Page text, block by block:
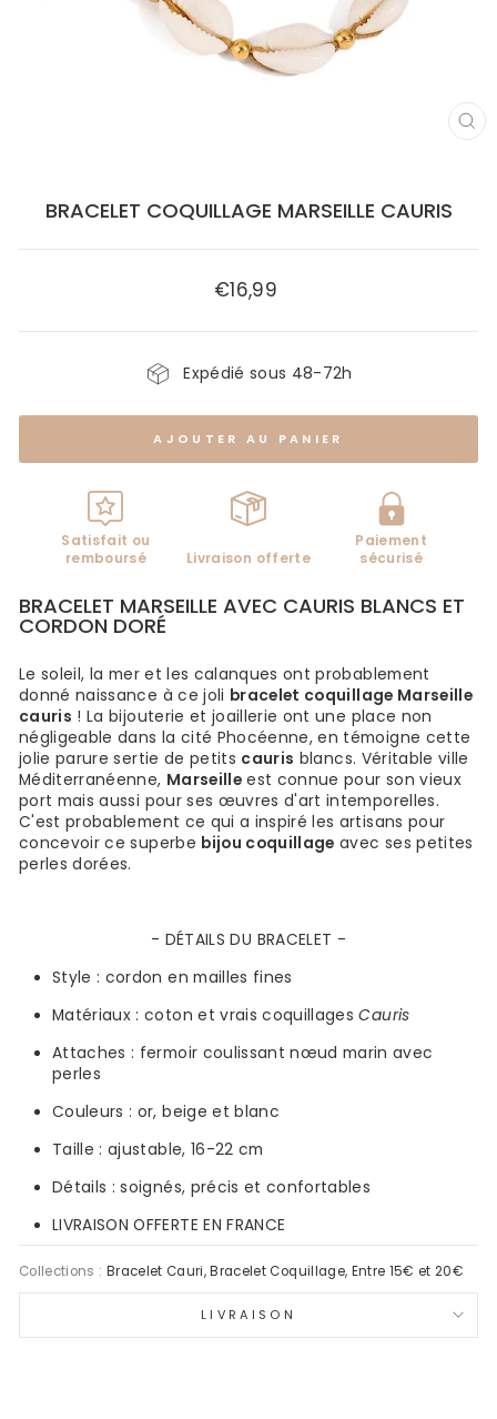
BRACELET COQUILLAGE MARSEILLE CAURIS
Prix
€16,99
Expédié sous 48-72h
AJOUTER AU PANIER
Satisfait ou
remboursé
Livraison offerte
Paiement
sécurisé
BRACELET MARSEILLE AVEC CAURIS BLANCS ET
CORDON DORÉ
Le soleil, la mer et les calanques ont probablement
donné naissance à ce joli bracelet coquillage Marseille
cauris ! La bijouterie et joaillerie ont une place non
négligeable dans la cité Phocéenne, en témoigne cette
jolie parure sertie de petits cauris blancs. Véritable ville
Méditerranéenne, Marseilleest connue pour son vieux
port mais aussi pour ses œuvres d'art intemporelles.
C'est probablement ce qui a inspiré les artisans pour
concevoir ce superbe bijou coquillage avec ses petites
perles dorées.
- DÉTAILS DU BRACELET -
Style : cordon en mailles fines
Matériaux : coton et vrais coquillagesCauris
Attaches : fermoir coulissant nœud marin avec
perles
Couleurs : or, beige et blanc
Taille : ajustable, 16-22 cm
Détails : soignés, précis et confortables
LIVRAISON OFFERTE EN FRANCE
Collections : Bracelet Cauri,Bracelet Coquillage, Entre 15€ et 20€
LIVRAISON